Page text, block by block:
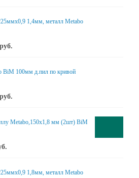
1,4мм, металл Metabo
руб.
BiM 100мм д.пил по кривой
руб.
Metabo,150х1,8 мм (2шт) BiM
1,8мм, металл Metabo